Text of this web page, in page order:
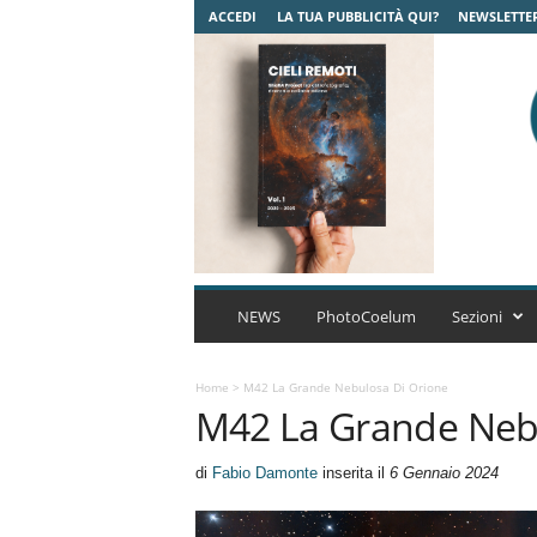
ACCEDI LA TUA PUBBLICITÀ QUI?
C
u
m
A
r
NEWS PhotoCoelum Sezioni
Home > M42 La Grande Nebulosa Di Orione
M42 La Grande
di Fabio Damonteinserita il 6 Gennaio 2024